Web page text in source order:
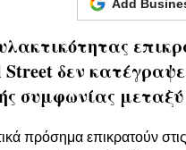
Add
δεν
συμφωνίας
πρόσημα επικρατούν